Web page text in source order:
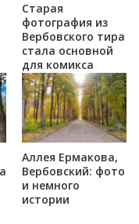
Старая
фотография из
Вербовского тира
стала основной
для комикса
Аллея Ермакова,
Вербовский: фото
и немного
истории